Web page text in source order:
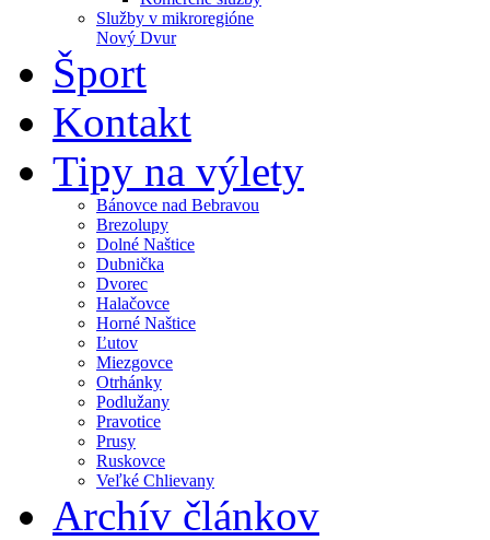
Služby v mikroregióne
Nový Dvur
Šport
Kontakt
Tipy na výlety
Bánovce nad Bebravou
Brezolupy
Dolné Naštice
Dubnička
Dvorec
Halačovce
Horné Naštice
Ľutov
Miezgovce
Otrhánky
Podlužany
Pravotice
Prusy
Ruskovce
Veľké Chlievany
Archív článkov